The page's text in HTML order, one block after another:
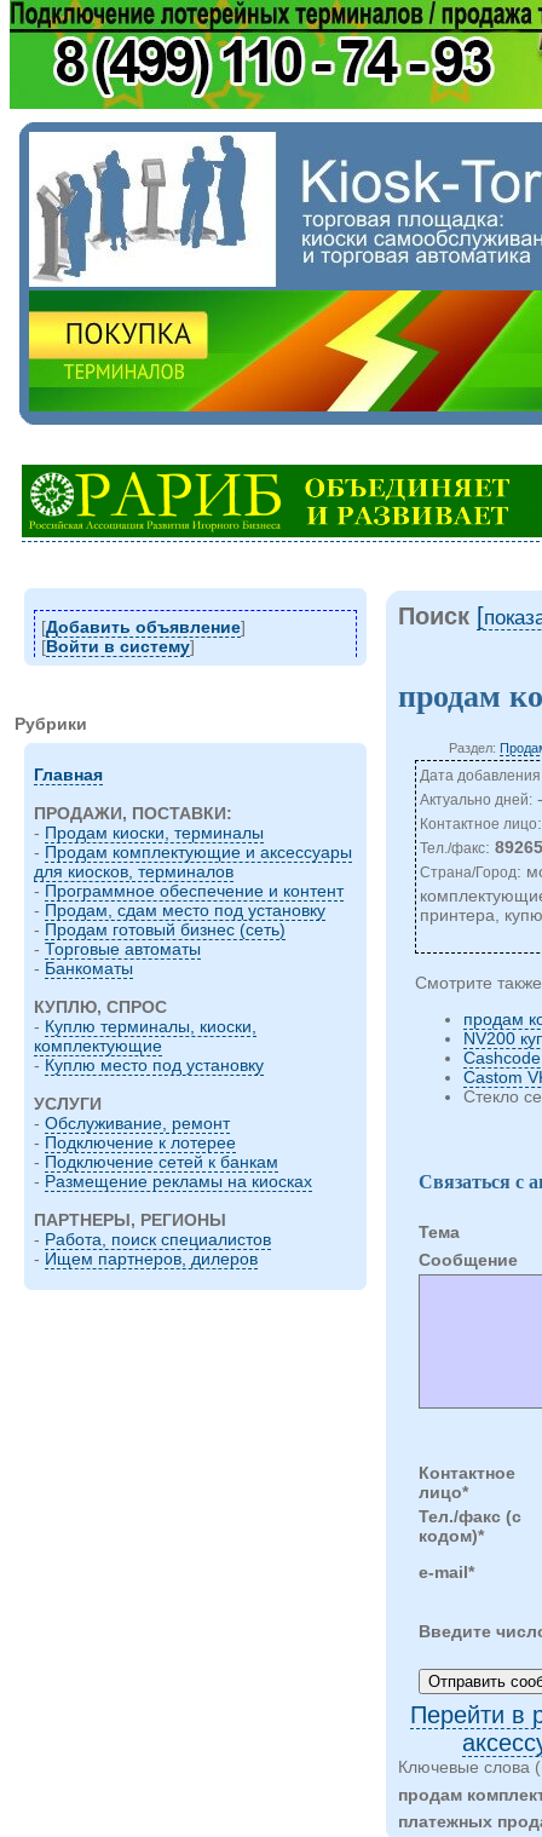
[Добавить объявление]
[Войти в систему]
Рубрики
Главная
ПРОДАЖИ, ПОСТАВКИ:
- Продам киоски, терминалы
- Продам комплектующие и аксессуары
для киосков, терминалов
- Программное обеспечение и контент
- Продам, сдам место под установку
- Продам готовый бизнес (сеть)
- Торговые автоматы
- Банкоматы
КУПЛЮ, СПРОС
- Куплю терминалы, киоски,
комплектующие
- Куплю место под установку
УСЛУГИ
- Обслуживание, ремонт
- Подключение к лотерее
- Подключение сетей к банкам
- Размещение рекламы на киосках
ПАРТНЕРЫ, РЕГИОНЫ
- Работа, поиск специалистов
- Ищем партнеров, дилеров
Поиск [
продам
Раздел:
Дата
Актуально дней:-
Контактное лицо
Тел./факс:
Страна/Город:
принтера,
Смотрите
продам
NV200
Castom
Стекло
Связаться с
Тема
Cообщение
Контактное
лицо*
Тел./факс (с
кодом)*
e-mail*
Введите
Перейти в
Ключевые слова
продам
платежных